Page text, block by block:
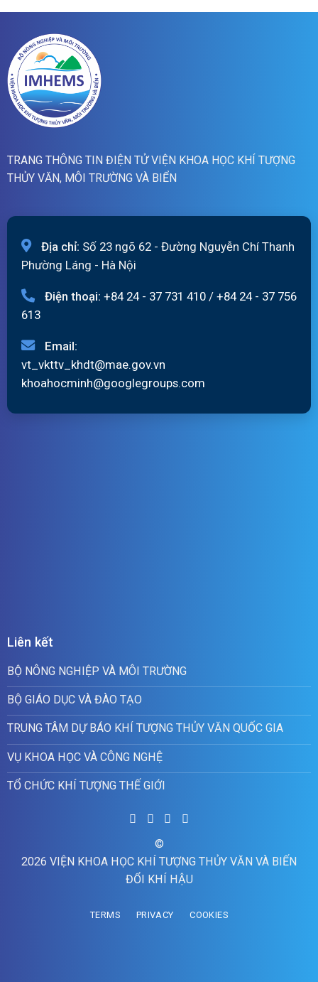
quét
TRANG THÔNG TIN ĐIỆN TỬ VIỆN KHOA HỌC KHÍ TƯỢNG
THỦY VĂN, MÔI TRƯỜNG VÀ BIỂN
Địa chỉ: Số 23 ngõ 62 - Đường Nguyễn Chí Thanh
Phường Láng - Hà Nội
Điện thoại: +84 24 - 37 731 410 / +84 24 - 37 756
613
Email:
vt_vkttv_khdt@mae.gov.vn
khoahocminh@googlegroups.com
Liên kết
BỘ NÔNG NGHIỆP VÀ MÔI TRƯỜNG
BỘ GIÁO DỤC VÀ ĐÀO TẠO
TRUNG TÂM DỰ BÁO KHÍ TƯỢNG THỦY VĂN QUỐC GIA
VỤ KHOA HỌC VÀ CÔNG NGHỆ
TỔ CHỨC KHÍ TƯỢNG THẾ GIỚI
©
2026 VIỆN KHOA HỌC KHÍ TƯỢNG THỦY VĂN VÀ BIẾN
ĐỔI KHÍ HẬU
TERMS PRIVACY COOKIES